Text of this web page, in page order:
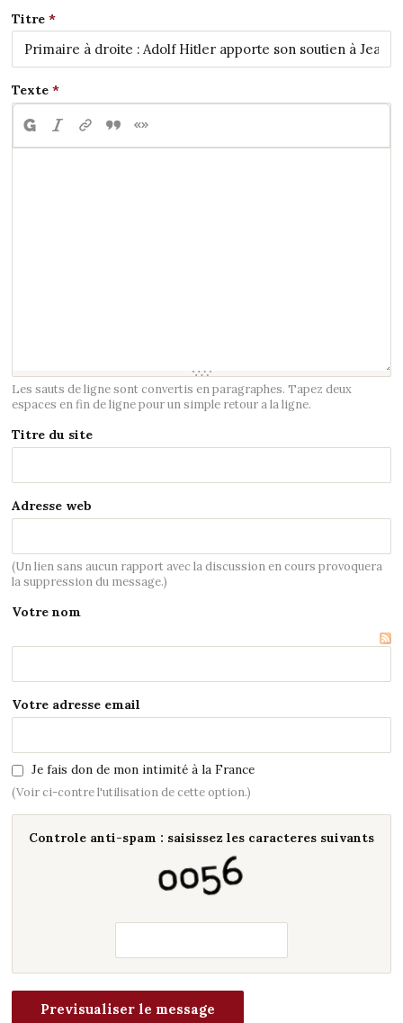
Titre
Texte
Les sauts de ligne sont convertis en paragraphes. Tapez deux
espaces en fin de ligne pour un simple retour a la ligne.
Titre du site
Adresse web
(Un lien sans aucun rapport avec la discussion en cours provoquera
la suppression du message.)
Votre nom
Votre adresse email
Je fais don de mon intimité à la France
(Voir ci-contre l'utilisation de cette option.)
Controle anti-spam : saisissez les caracteres suivants